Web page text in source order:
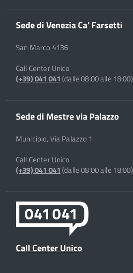
Sede di Venezia Ca' Farsetti
San Marco 4136
Call Center Unico
(+39) 041 041(dalle 08:00 alle 18:00)
Sede di Mestre via Palazzo
Municipio, Via Palazzo 1
Call Center Unico
(+39) 041 041(dalle 08:00 alle 18:00)
Call Center Unico